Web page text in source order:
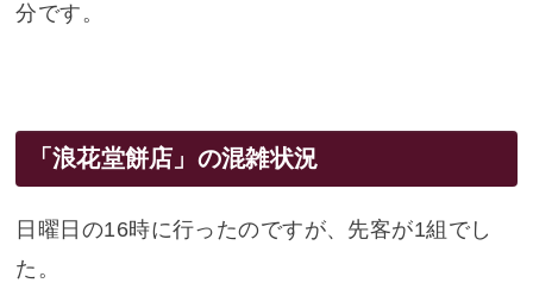
分です。
「浪花堂餅店」の混雑状況
日曜日の16時に行ったのですが、先客が1組でし
た。